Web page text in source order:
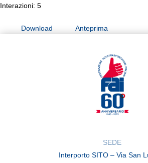
Interazioni: 5
Download Anteprima
SEDE
Interporto SITO – Via San